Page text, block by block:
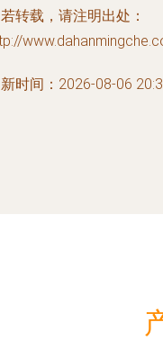
转载，请注明出处：
时间：2026-08-06